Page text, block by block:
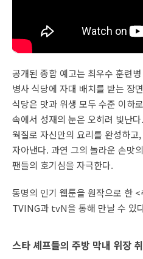
공개된 종합 예고는 최우수 훈련
병사 식당에 자대 배치를 받는 장
식당은 맛과 위생 모두 수준 이하
속에서 성재의 눈은 오히려 빛난
웍질로 자신만의 요리를 완성하
자아낸다. 과연 그의 놀라운 손맛
팬들의 호기심을 자극한다.
동명의 인기 웹툰을 원작으로 한
TVING과 tvN을 통해 만날 수 있
스타 셰프들의 주방 막내 위장